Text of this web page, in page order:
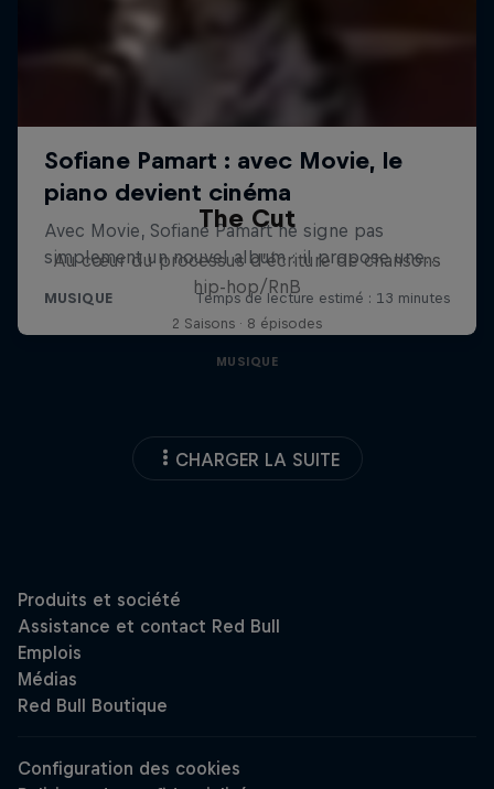
The Cut
Au cœur du processus d’écriture de chansons
hip-hop/RnB
2 Saisons · 8 épisodes
MUSIQUE
CHARGER LA SUITE